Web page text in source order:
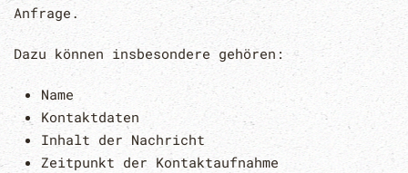
Anfrage.
Dazu können insbesondere gehören:
Name
Kontaktdaten
Inhalt der Nachricht
Zeitpunkt der Kontaktaufnahme